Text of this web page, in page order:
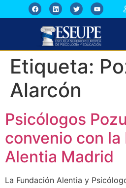
Etiqueta:
Alarcón
Psicólogos
convenio con la
Alentia Madrid
La Fundación Alentia y